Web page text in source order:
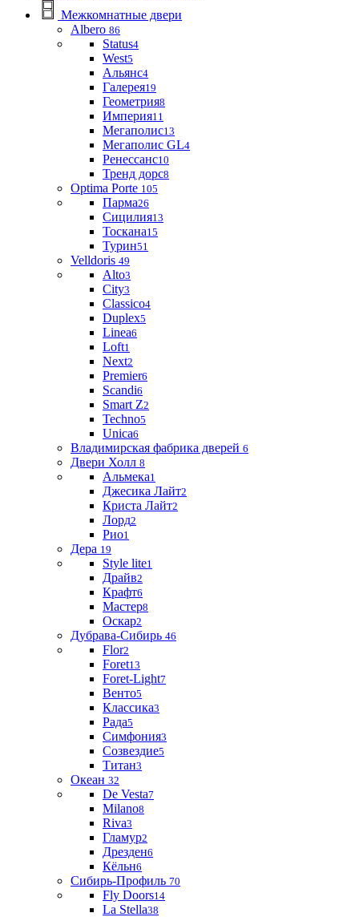
Межкомнатные двери
Albero 86
Status4
West5
Альянс4
Галерея19
Геометрия8
Империя11
Мегаполис13
Мегаполис GL4
Ренессанс10
Тренд дорс8
Optima Porte 105
Парма26
Сицилия13
Тоскана15
Турин51
Velldoris 49
Alto3
City3
Classico4
Duplex5
Linea6
Loft1
Next2
Premier6
Scandi6
Smart Z2
Techno5
Unica6
Владимирская фабрика дверей 6
Двери Холл 8
Альмека1
Джесика Лайт2
Криста Лайт2
Лорд2
Рио1
Дера 19
Style lite1
Драйв2
Крафт6
Мастер8
Оскар2
Дубрава-Сибирь 46
Flor2
Foret13
Foret-Light7
Венто5
Классика3
Рада5
Симфония3
Созвездие5
Титан3
Океан 32
De Vesta7
Milano8
Riva3
Гламур2
Дрезден6
Кёльн6
Сибирь-Профиль 70
Fly Doors14
La Stella38